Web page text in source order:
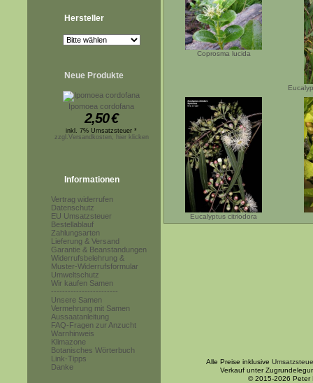
Hersteller
Neue Produkte
Ipomoea cordofana
2,50€
inkl. 7% Umsatzsteuer *
zzgl.Versandkosten, hier klicken
Informationen
Vertrag widerrufen
Datenschutz
EU Umsatzsteuer
Bestellablauf
Zahlungsarten
Lieferung & Versand
Garantie & Beanstandungen
Widerrufsbelehrung &
Muster-Widerrufsformular
Umweltschutz
Wir kaufen Samen
------------------------
Unsere Samen
Vermehrung mit Samen
Aussaatanleitung
FAQ-Fragen zur Anzucht
Warnhinweis
Klimazone
Botanisches Wörterbuch
Link-Tipps
Danke
Coprosma lucida
Eucalyptus citriodora
Alle Preise inklusive
Verkauf unter
© 2015-2026 Peter